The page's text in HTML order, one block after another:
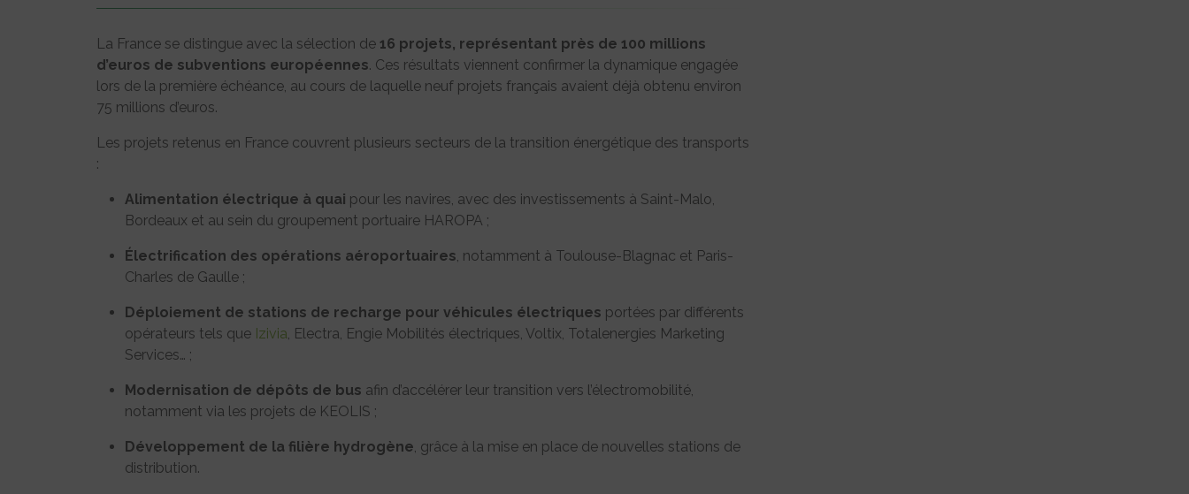
La France se distingue avec la sélection de 16 projets, représentant près de 100 millions
d’euros de subventions européennes. Ces résultats viennent confirmer la dynamique engagée
lors de la première échéance, au cours de laquelle neuf projets français avaient déjà obtenu environ
75 millions d’euros.
Les projets retenus en France couvrent plusieurs secteurs de la transition énergétique des transports
:
Alimentation électrique à quai pour les navires, avec des investissements à Saint-Malo,
Bordeaux et au sein du groupement portuaire HAROPA ;
Électrification des opérations aéroportuaires, notamment à Toulouse-Blagnac et Paris-
Charles de Gaulle ;
Déploiement de stations de recharge pour véhicules électriques portées par différents
opérateurs tels que Izivia, Electra, Engie Mobilités électriques, Voltix, Totalenergies Marketing
Services… ;
Modernisation de dépôts de bus afin d’accélérer leur transition vers l’électromobilité,
notamment via les projets de KEOLIS ;
Développement de la filière hydrogène, grâce à la mise en place de nouvelles stations de
distribution.